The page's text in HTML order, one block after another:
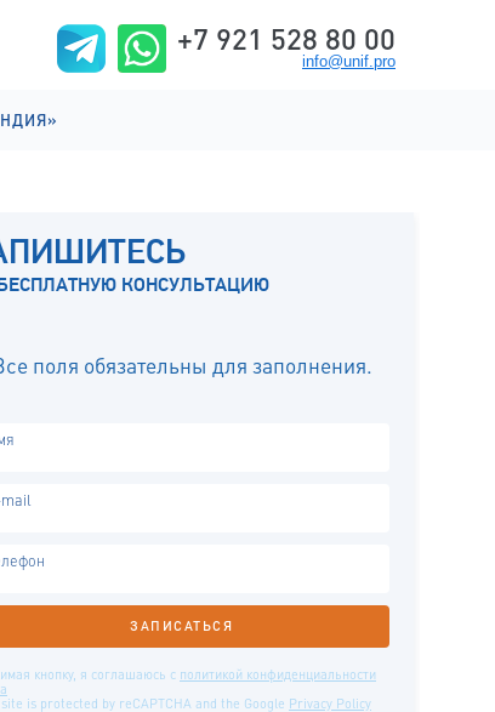
+7 921 528 80 00
info@unif.pro
КОНСУЛЬТАЦИЮ